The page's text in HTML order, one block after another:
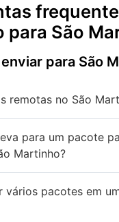
para São
para São
remotas no São
para um pacote
Martinho?
vários pacotes em